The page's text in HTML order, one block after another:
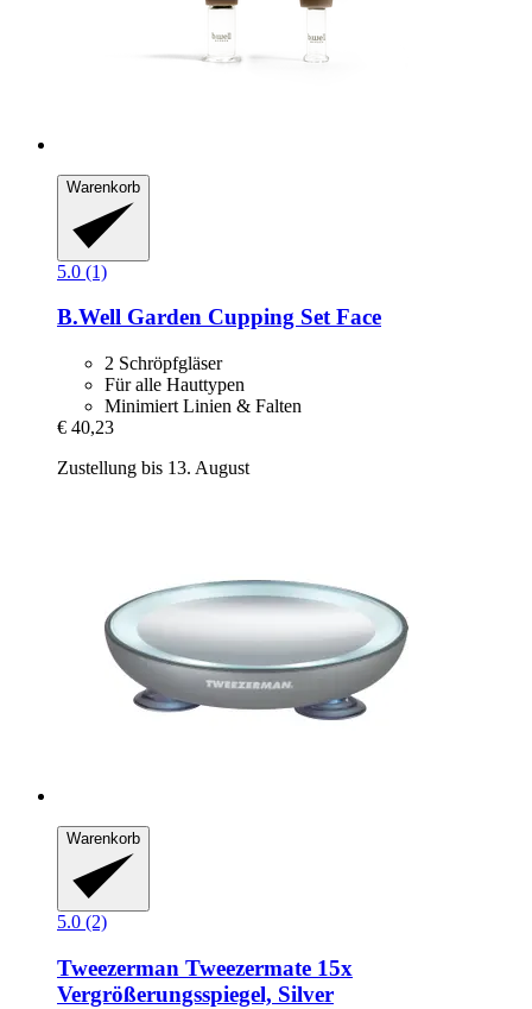
Warenkorb
5.0 (1)
B.Well Garden Cupping Set Face
2 Schröpfgläser
Für alle Hauttypen
Minimiert Linien & Falten
€ 40,23
Zustellung bis 13. August
Warenkorb
5.0 (2)
Tweezerman Tweezermate 15x
Vergrößerungsspiegel, Silver